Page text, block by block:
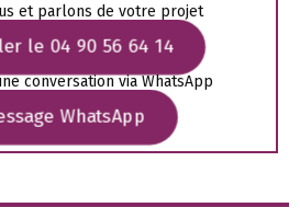
et parlons de votre projet
le 04 90 56 64 14
conversation via WhatsApp
WhatsApp